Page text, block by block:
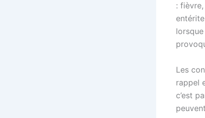
:
Les
rappel
c’est